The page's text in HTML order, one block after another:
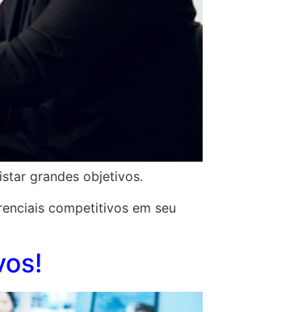
grandes objetivos.
competitivos em seu